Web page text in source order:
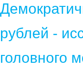
рублей -
головного